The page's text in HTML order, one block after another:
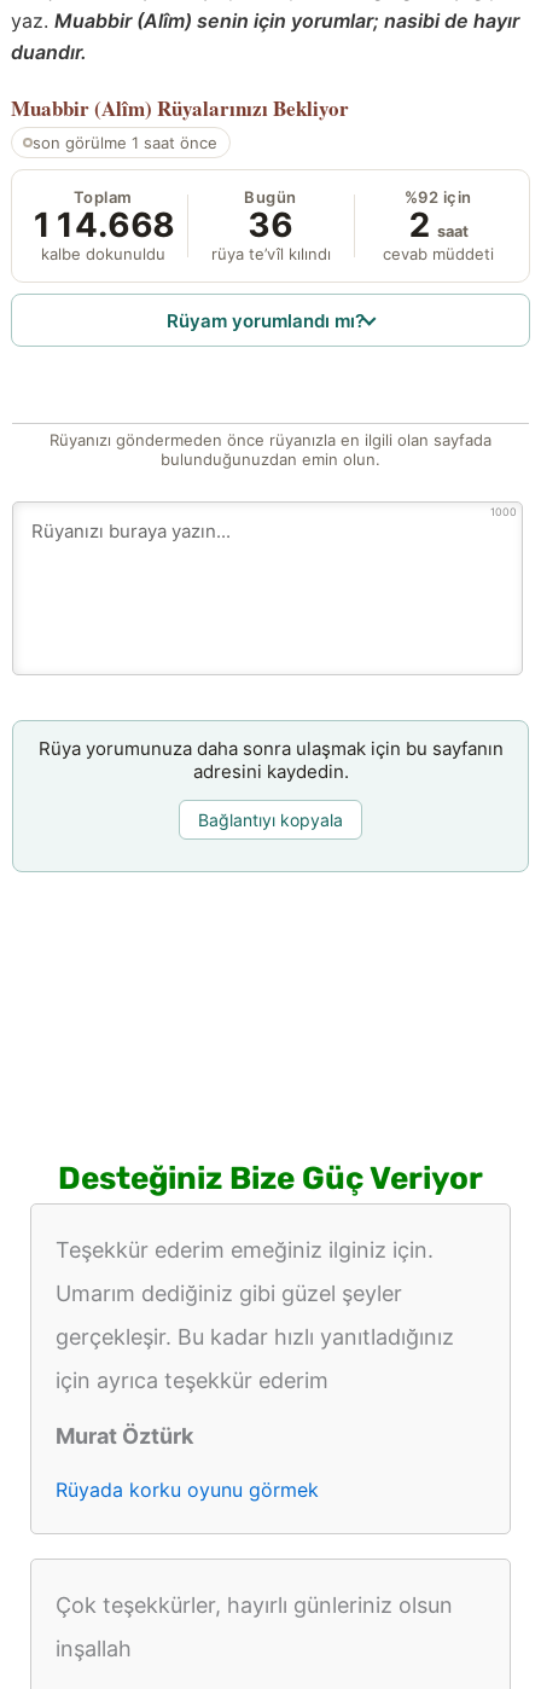
yaz. Muabbir (Alîm) senin için yorumlar; nasibi de hayır
duandır.
Muabbir (Alîm) Rüyalarınızı Bekliyor
son görülme 1 saat önce
Toplam
114.668
kalbe dokunuldu
Bugün
36
rüya te’vîl kılındı
%92 için
2 saat
cevab müddeti
Rüyam yorumlandı mı?
Rüyanızı göndermeden önce rüyanızla en ilgili olan sayfada
bulunduğunuzdan emin olun.
1000
Rüya yorumunuza daha sonra ulaşmak için bu sayfanın
adresini kaydedin.
Bağlantıyı kopyala
Desteğiniz Bize Güç Veriyor
Teşekkür ederim emeğiniz ilginiz için.
Umarım dediğiniz gibi güzel şeyler
gerçekleşir. Bu kadar hızlı yanıtladığınız
için ayrıca teşekkür ederim
Murat Öztürk
Rüyada korku oyunu görmek
Çok teşekkürler, hayırlı günleriniz olsun
inşallah